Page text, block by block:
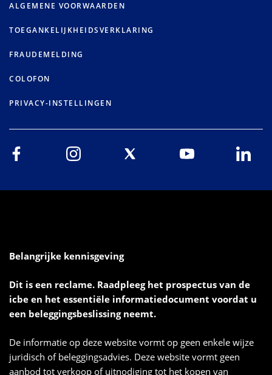
ALGEMENE VOORWAARDEN
TOEGANKELIJKHEIDSVERKLARING
FRAUDEMELDING
COLOFON
PRIVACY-INSTELLINGEN
Belangrijke kennisgeving
Dit is een reclame. Raadpleeg het prospectus van de
icbe en het essentiële informatiedocument voordat u
een beleggingsbeslissing neemt.
De informatie op deze website vormt op geen enkele wijze
juridisch of beleggingsadvies. Deze website vormt geen
aanbod tot verkoop of uitnodiging tot het kopen van